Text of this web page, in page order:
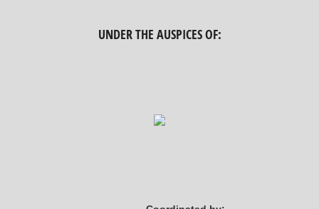
UNDER THE AUSPICES OF: